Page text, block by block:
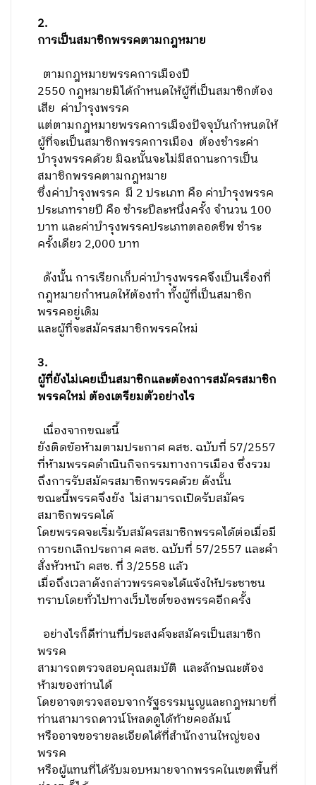
2.
การเป็นสมาชิกพรรคตามกฎหมาย
ตามกฎหมายพรรคการเมืองปี
2550 กฎหมายมิได้กำหนดให้ผู้ที่เป็นสมาชิกต้อง
เสีย ค่าบำรุงพรรค
แต่ตามกฎหมายพรรคการเมืองปัจจุบันกำหนดให้
ผู้ที่จะเป็นสมาชิกพรรคการเมือง ต้องชำระค่า
บำรุงพรรคด้วย มิฉะนั้นจะไม่มีสถานะการเป็น
สมาชิกพรรคตามกฎหมาย
ซึ่งค่าบำรุงพรรค มี 2 ประเภท คือ ค่าบำรุงพรรค
ประเภทรายปี คือ ชำระปีละหนึ่งครั้ง จำนวน 100
บาท และค่าบำรุงพรรคประเภทตลอดชีพ ชำระ
ครั้งเดียว 2,000 บาท
ดังนั้น การเรียกเก็บค่าบำรุงพรรคจึงเป็นเรื่องที่
กฎหมายกำหนดให้ต้องทำ ทั้งผู้ที่เป็นสมาชิก
พรรคอยู่เดิม
และผู้ที่จะสมัครสมาชิกพรรคใหม่
3.
ผู้ที่ยังไม่เคยเป็นสมาชิกและต้องการสมัครสมาชิก
พรรคใหม่ ต้องเตรียมตัวอย่างไร
เนื่องจากขณะนี้
ยังติดข้อห้ามตามประกาศ คสช. ฉบับที่ 57/2557
ที่ห้ามพรรคดำเนินกิจกรรมทางการเมือง ซึ่งรวม
ถึงการรับสมัครสมาชิกพรรคด้วย ดังนั้น
ขณะนี้พรรคจึงยัง ไม่สามารถเปิดรับสมัคร
สมาชิกพรรคได้
โดยพรรคจะเริ่มรับสมัครสมาชิกพรรคได้ต่อเมื่อมี
การยกเลิกประกาศ คสช. ฉบับที่ 57/2557 และคำ
สั่งหัวหน้า คสช. ที่ 3/2558 แล้ว
เมื่อถึงเวลาดังกล่าวพรรคจะได้แจ้งให้ประชาชน
ทราบโดยทั่วไปทางเว็บไซต์ของพรรคอีกครั้ง
อย่างไรก็ดีท่านที่ประสงค์จะสมัครเป็นสมาชิก
พรรค
สามารถตรวจสอบคุณสมบัติ และลักษณะต้อง
ห้ามของท่านได้
โดยอาจตรวจสอบจากรัฐธรรมนูญและกฎหมายที่
ท่านสามารถดาวน์โหลดดูได้ท้ายคอลัมน์
หรืออาจขอรายละเอียดได้ที่สำนักงานใหญ่ของ
พรรค
หรือผู้แทนที่ได้รับมอบหมายจากพรรคในเขตพื้นที่